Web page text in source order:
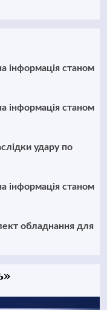
інформація станом
інформація станом
удару по
інформація станом
обладнання для